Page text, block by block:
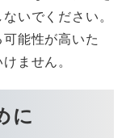
いでください。
能性が高いた
ません。
に